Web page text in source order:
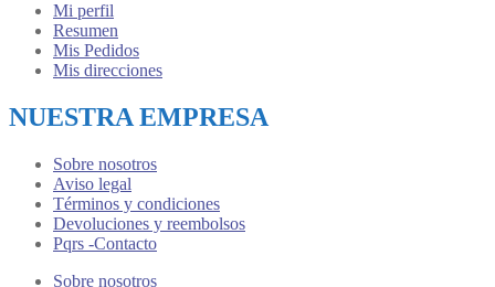
Mi perfil
Resumen
Mis Pedidos
Mis direcciones
NUESTRA EMPRESA
Sobre nosotros
Aviso legal
Términos y condiciones
Devoluciones y reembolsos
Pqrs -Contacto
Sobre nosotros